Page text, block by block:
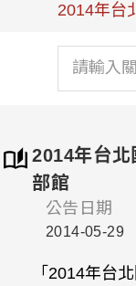
2014年台
2014年台北
部館
公告日期
2014-05-29
「2014年台